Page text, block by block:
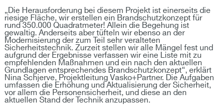
„Die Herausforderung bei diesem Projekt ist einerseits die
riesige Fläche, wir erstellen ein Brandschutzkonzept für
rund 350.000 Quadratmeter! Allein die Begehung ist
gewaltig. Anderseits aber tüfteln wir ebenso an der
Modernisierung der zum Teil sehr veralteten
Sicherheitstechnik. Zurzeit stellen wir alle Mängel fest und
aufgrund der Ergebnisse verfassen wir eine Liste mit zu
empfehlenden Maßnahmen und ein nach den aktuellen
Grundlagen entsprechendes Brandschutzkonzept“, erklärt
Nina Schjerve, Projektleitung Vasko+Partner. Die Aufgaben
umfassen die Erhöhung und Aktualisierung der Sicherheit,
vor allem die Personensicherheit, und diese an den
aktuellen Stand der Technik anzupassen.